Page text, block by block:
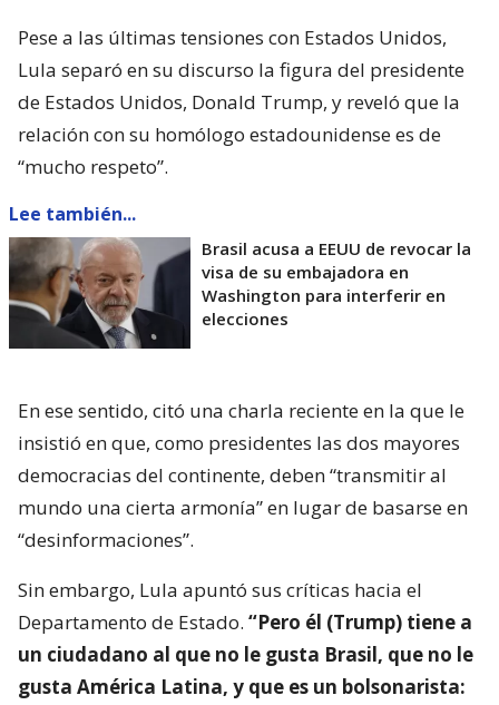
Pese a las últimas tensiones con Estados Unidos,
Lula separó en su discurso la figura del presidente
de Estados Unidos, Donald Trump, y reveló que la
relación con su homólogo estadounidense es de
“mucho respeto”.
Lee también...
Brasil acusa a EEUU de revocar la
visa de su embajadora en
Washington para interferir en
elecciones
En ese sentido, citó una charla reciente en la que le
insistió en que, como presidentes las dos mayores
democracias del continente, deben “transmitir al
mundo una cierta armonía” en lugar de basarse en
“desinformaciones”.
Sin embargo, Lula apuntó sus críticas hacia el
Departamento de Estado. “Pero él (Trump) tiene a
un ciudadano al que no le gusta Brasil, que no le
gusta América Latina, y que es un bolsonarista: